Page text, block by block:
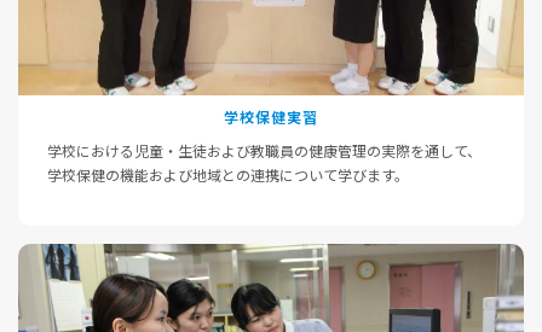
学校保健実習
学校における児童・生徒および教職員の健康管理の実際を通して、
学校保健の機能および地域との連携について学びます。